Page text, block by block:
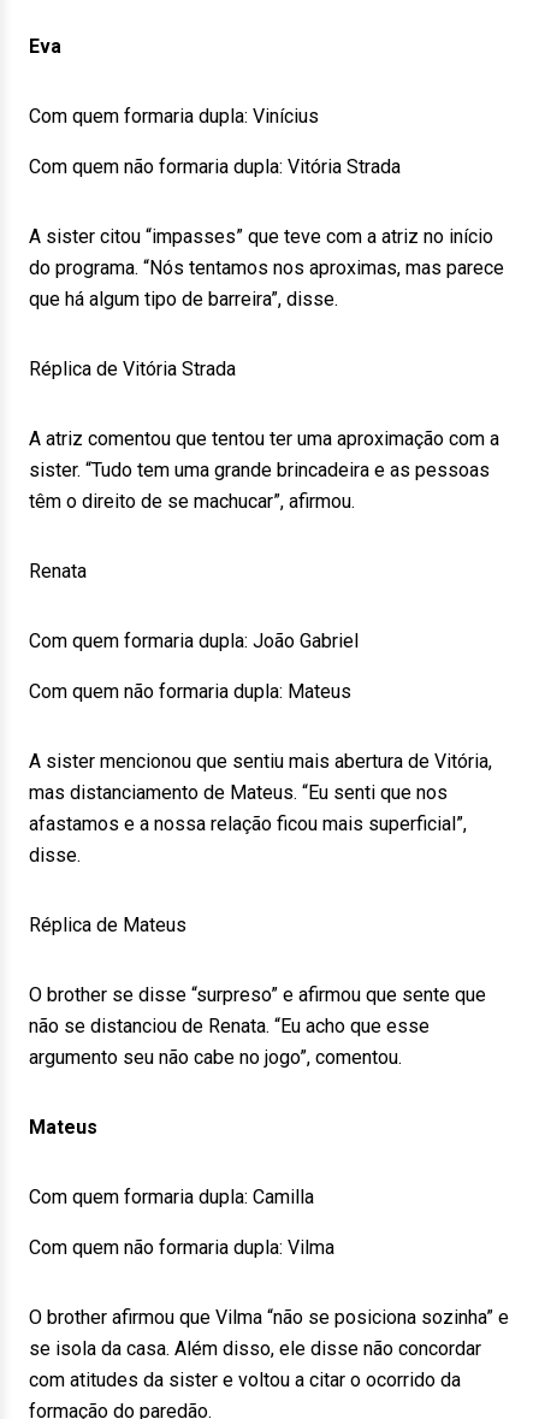
Eva
Com quem formaria dupla: Vinícius
Com quem não formaria dupla: Vitória Strada
A sister citou “impasses” que teve com a atriz no início
do programa. “Nós tentamos nos aproximas, mas parece
que há algum tipo de barreira”, disse.
Réplica de Vitória Strada
A atriz comentou que tentou ter uma aproximação com a
sister. “Tudo tem uma grande brincadeira e as pessoas
têm o direito de se machucar”, afirmou.
Renata
Com quem formaria dupla: João Gabriel
Com quem não formaria dupla: Mateus
A sister mencionou que sentiu mais abertura de Vitória,
mas distanciamento de Mateus. “Eu senti que nos
afastamos e a nossa relação ficou mais superficial”,
disse.
Réplica de Mateus
O brother se disse “surpreso” e afirmou que sente que
não se distanciou de Renata. “Eu acho que esse
argumento seu não cabe no jogo”, comentou.
Mateus
Com quem formaria dupla: Camilla
Com quem não formaria dupla: Vilma
O brother afirmou que Vilma “não se posiciona sozinha” e
se isola da casa. Além disso, ele disse não concordar
com atitudes da sister e voltou a citar o ocorrido da
formação do paredão.